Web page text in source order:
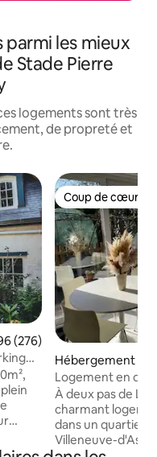
parmi les mieux
Stade Pierre
logements sont très
de propreté et
moyenne sur la
(276)
Coup de cœur
Coup de cœur
Hébergement ⋅
d'Ascq
Logement en
À deux pas de
charmant
dans un quartier
Villeneuve-